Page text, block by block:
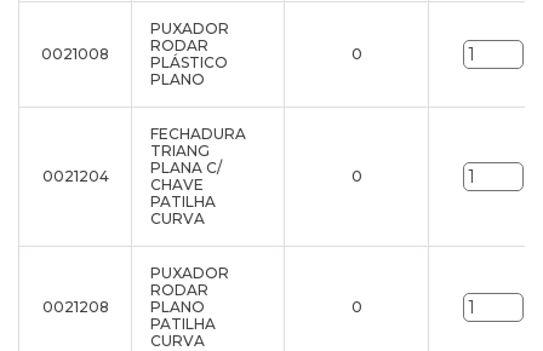
0021008
PUXADOR
RODAR
PLÁSTICO
PLANO
0
0021204
FECHADURA
TRIANG
PLANA C/
CHAVE
PATILHA
CURVA
0
0021208
PUXADOR
RODAR
PLANO
PATILHA
CURVA
0